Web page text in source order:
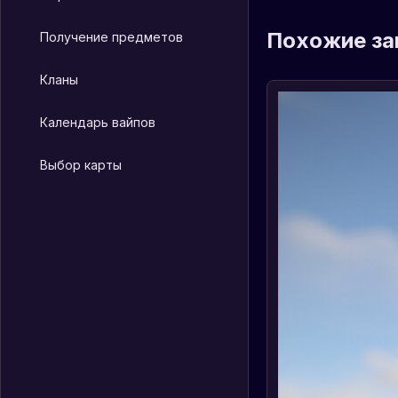
Получение предметов
Кланы
Календарь вайпов
Выбор карты
Похожие